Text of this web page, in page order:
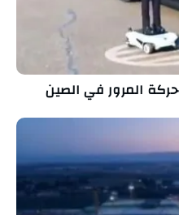
المرور في الصين